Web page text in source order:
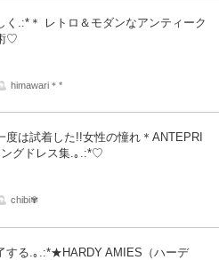
く.:*＊ レトロ＆モダンなアンティーク
♡
himawari＊*
度は試着した!!女性の憧れ＊ANTEPRI
ングドレス集.｡.:*♡
chibi✾
する.｡.:*★HARDY AMIES（ハーデ